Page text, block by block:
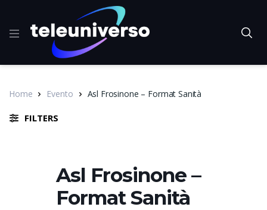
Home Evento Asl Frosinone – Format Sanità
FILTERS
Asl Frosinone –
Format Sanità